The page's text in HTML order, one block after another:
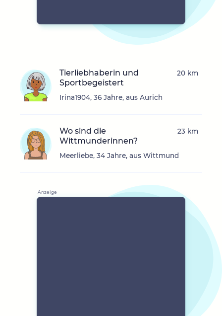
Tierliebhaberin und
Sportbegeistert
Irina1904, 36 Jahre, aus Aurich
20 km
Wo sind die
Wittmunderinnen?
Meerliebe, 34 Jahre, aus Wittmund
23 km